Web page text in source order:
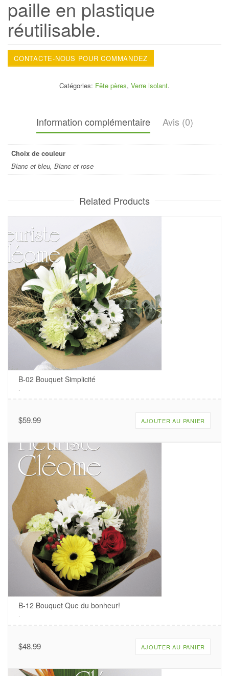
paille en plastique
réutilisable.
CONTACTE-NOUS POUR COMMANDEZ
Catégories: Fête pères, Verre isolant.
Information complémentaire Avis (0)
Choix de couleur
Blanc et bleu, Blanc et rose
Related Products
B-02 Bouquet Simplicité
.
$59.99 AJOUTER AU PANIER
B-12 Bouquet Que du bonheur!
.
$48.99 AJOUTER AU PANIER